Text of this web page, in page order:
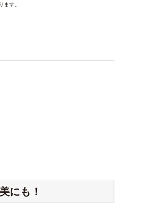
す。
にも！